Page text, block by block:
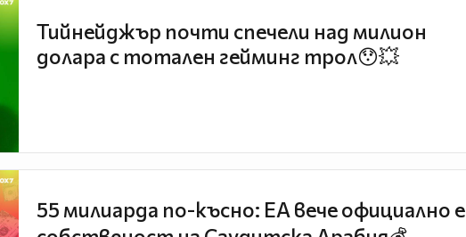
Тийнейджър почти спечели над милион
долара с тотален гейминг трол😯💥
55 милиарда по-късно: EA вече официално е